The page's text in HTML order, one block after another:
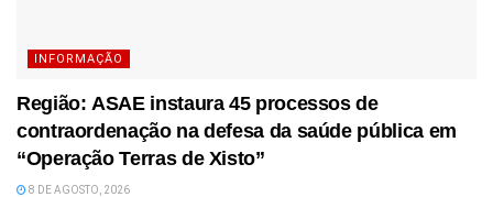
INFORMAÇÃO
Região: ASAE instaura 45 processos de
contraordenação na defesa da saúde pública em
“Operação Terras de Xisto”
8 DE AGOSTO, 2026